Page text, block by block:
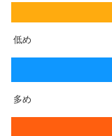
低め
多め